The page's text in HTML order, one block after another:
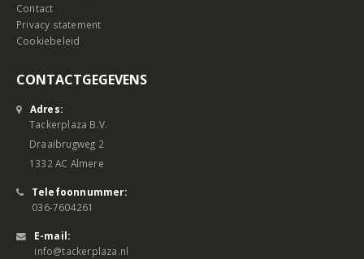
Contact
Privacy statement
Cookiebeleid
CONTACTGEGEVENS
Adres:
Tackerplaza B.V.
Draaibrugweg 2
1332 AC Almere
Telefoonnummer:
036-7604261
E-mail:
info@tackerplaza.nl